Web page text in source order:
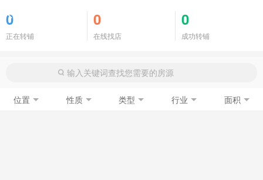
0
正在转铺
0
在线找店
0
成功转铺
位置 性质 类型 行业 面积